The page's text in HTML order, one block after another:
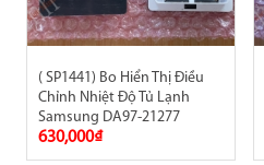
( SP1441) Bo Hiển Thị Điều
Chỉnh Nhiệt Độ Tủ Lạnh
Samsung DA97-21277
630,000₫